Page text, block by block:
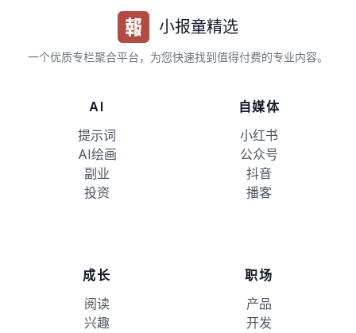
小报童精选
一个优质专栏聚合平台，为您快速找到值得付费的专业内容。
AI
提示词
AI绘画
副业
投资
自媒体
小红书
公众号
抖音
播客
成长
阅读
兴趣
职场
产品
开发